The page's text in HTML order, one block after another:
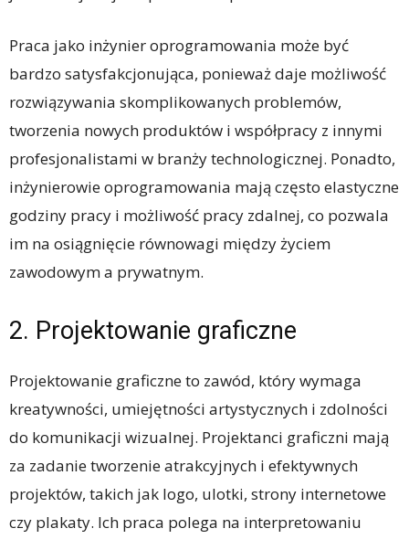
Praca jako inżynier oprogramowania może być
bardzo satysfakcjonująca, ponieważ daje możliwość
rozwiązywania skomplikowanych problemów,
tworzenia nowych produktów i współpracy z innymi
profesjonalistami w branży technologicznej. Ponadto,
inżynierowie oprogramowania mają często elastyczne
godziny pracy i możliwość pracy zdalnej, co pozwala
im na osiągnięcie równowagi między życiem
zawodowym a prywatnym.
2. Projektowanie graficzne
Projektowanie graficzne to zawód, który wymaga
kreatywności, umiejętności artystycznych i zdolności
do komunikacji wizualnej. Projektanci graficzni mają
za zadanie tworzenie atrakcyjnych i efektywnych
projektów, takich jak logo, ulotki, strony internetowe
czy plakaty. Ich praca polega na interpretowaniu